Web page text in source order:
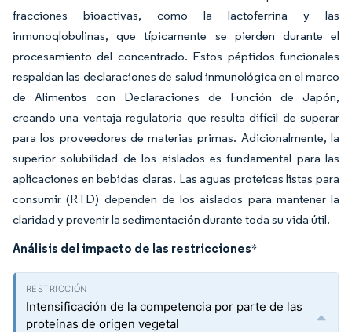
fracciones bioactivas, como la lactoferrina y las
inmunoglobulinas, que típicamente se pierden durante el
procesamiento del concentrado. Estos péptidos funcionales
respaldan las declaraciones de salud inmunológica en el marco
de Alimentos con Declaraciones de Función de Japón,
creando una ventaja regulatoria que resulta difícil de superar
para los proveedores de materias primas. Adicionalmente, la
superior solubilidad de los aislados es fundamental para las
aplicaciones en bebidas claras. Las aguas proteicas listas para
consumir (RTD) dependen de los aislados para mantener la
claridad y prevenir la sedimentación durante toda su vida útil.
Análisis del impacto de las restricciones*
Intensificación de la competencia por parte de las
proteínas de origen vegetal